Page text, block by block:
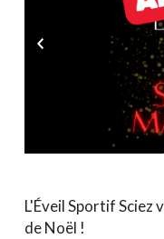
L'Éveil Sportif Sciez
de Noël !